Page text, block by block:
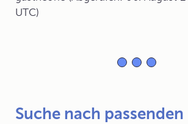
UTC)
Suche nach passenden